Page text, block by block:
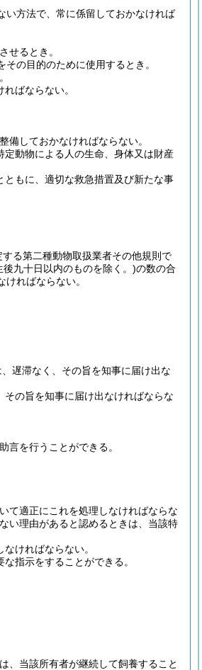
い方法で、常に係留しておかなければ
せるとき。
の目的のために使用するとき。
ばならない。
しておかなければならない。
動物による人の生命、身体又は財産
もに、適切な救急措置及び新たな事
る第二種動物取扱業者その他規則で
後九十日以内のものを除く。)の数の合
ればならない。
遅滞なく、その旨を知事に届け出な
の旨を知事に届け出なければならな
言を行うことができる。
て適正にこれを処理しなければならな
い理由があると認めるときは、当該特
ければならない。
指示をすることができる。
、当該所有者が継続して飼養すること